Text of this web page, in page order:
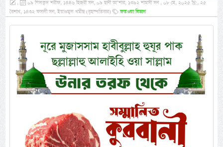
,
০৯ যিলক্বদ শরীফ, ১৪৪৬ হিজরী সন, ০৯ ছানী আ’শার, ১৩৯২ শামসী সন , ০৮ মে, ২০২৫ খ্রি:, ২৫
বৈশাখ, ১৪৩২ ফসলী সন, ইয়াওমুল খমীছ (বৃহস্পতিবার)
ফতওয়া বিভাগ